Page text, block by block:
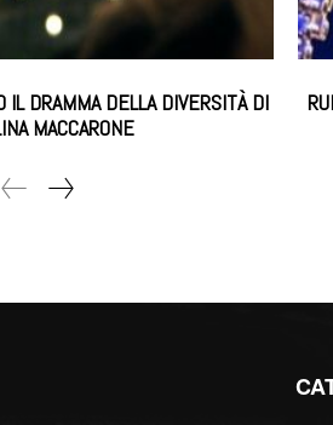
IL DRAMMA DELLA DIVERSITÀ DI
MACCARONE